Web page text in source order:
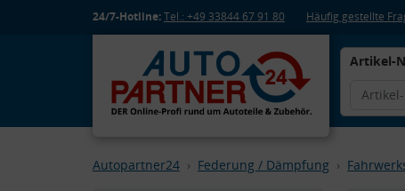
24/7-Hotline:Tel.: +49 33844 67 91 80 Häufig gestellte
Artikel-
Autopartner24 Federung / Dämpfung